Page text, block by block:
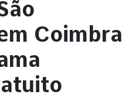
Coimbra